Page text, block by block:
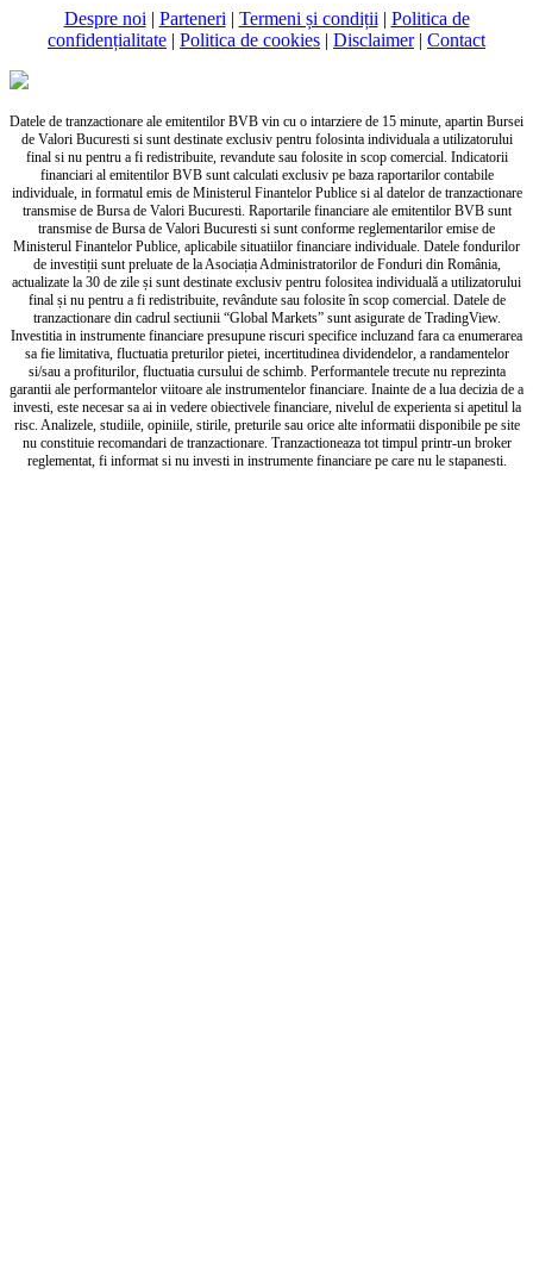
Despre noi | Parteneri | Termeni și condiții | Politica de
confidențialitate | Politica de cookies | Disclaimer| Contact
Datele de tranzactionare ale emitentilor BVB vin cu o intarziere de 15 minute, apartin Bursei
de Valori Bucuresti si sunt destinate exclusiv pentru folosinta individuala a utilizatorului
final si nu pentru a fi redistribuite, revandute sau folosite in scop comercial. Indicatorii
financiari al emitentilor BVB sunt calculati exclusiv pe baza raportarilor contabile
individuale, in formatul emis de Ministerul Finantelor Publice si al datelor de tranzactionare
transmise de Bursa de Valori Bucuresti. Raportarile financiare ale emitentilor BVB sunt
transmise de Bursa de Valori Bucuresti si sunt conforme reglementarilor emise de
Ministerul Finantelor Publice, aplicabile situatiilor financiare individuale. Datele fondurilor
de investiții sunt preluate de la Asociația Administratorilor de Fonduri din România,
actualizate la 30 de zile și sunt destinate exclusiv pentru folositea individuală a utilizatorului
final și nu pentru a fi redistribuite, revândute sau folosite în scop comercial. Datele de
tranzactionare din cadrul sectiunii “Global Markets” sunt asigurate de TradingView.
Investitia in instrumente financiare presupune riscuri specifice incluzand fara ca enumerarea
sa fie limitativa, fluctuatia preturilor pietei, incertitudinea dividendelor, a randamentelor
si/sau a profiturilor, fluctuatia cursului de schimb. Performantele trecute nu reprezinta
garantii ale performantelor viitoare ale instrumentelor financiare. Inainte de a lua decizia de a
investi, este necesar sa ai in vedere obiectivele financiare, nivelul de experienta si apetitul la
risc. Analizele, studiile, opiniile, stirile, preturile sau orice alte informatii disponibile pe site
nu constituie recomandari de tranzactionare. Tranzactioneaza tot timpul printr-un broker
reglementat, fi informat si nu investi in instrumente financiare pe care nu le stapanesti.